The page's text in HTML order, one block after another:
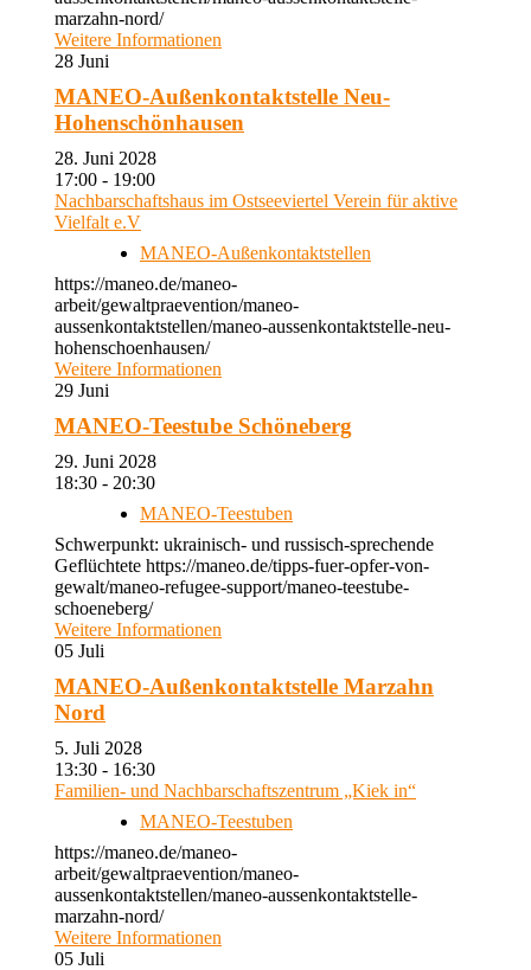
marzahn-nord/
Weitere Informationen
28 Juni
MANEO-Außenkontaktstelle Neu-
Hohenschönhausen
28. Juni 2028
17:00 - 19:00
Nachbarschaftshaus im Ostseeviertel Verein für aktive
Vielfalt e.V
MANEO-Außenkontaktstellen
https://maneo.de/maneo-
arbeit/gewaltpraevention/maneo-
aussenkontaktstellen/maneo-aussenkontaktstelle-neu-
hohenschoenhausen/
Weitere Informationen
29 Juni
MANEO-Teestube Schöneberg
29. Juni 2028
18:30 - 20:30
MANEO-Teestuben
Schwerpunkt: ukrainisch- und russisch-sprechende
Geflüchtete https://maneo.de/tipps-fuer-opfer-von-
gewalt/maneo-refugee-support/maneo-teestube-
schoeneberg/
Weitere Informationen
05 Juli
MANEO-Außenkontaktstelle Marzahn
Nord
5. Juli 2028
13:30 - 16:30
Familien- und Nachbarschaftszentrum „Kiek in“
MANEO-Teestuben
https://maneo.de/maneo-
arbeit/gewaltpraevention/maneo-
aussenkontaktstellen/maneo-aussenkontaktstelle-
marzahn-nord/
Weitere Informationen
05 Juli